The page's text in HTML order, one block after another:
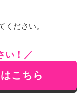
ください。
い！／
こちら